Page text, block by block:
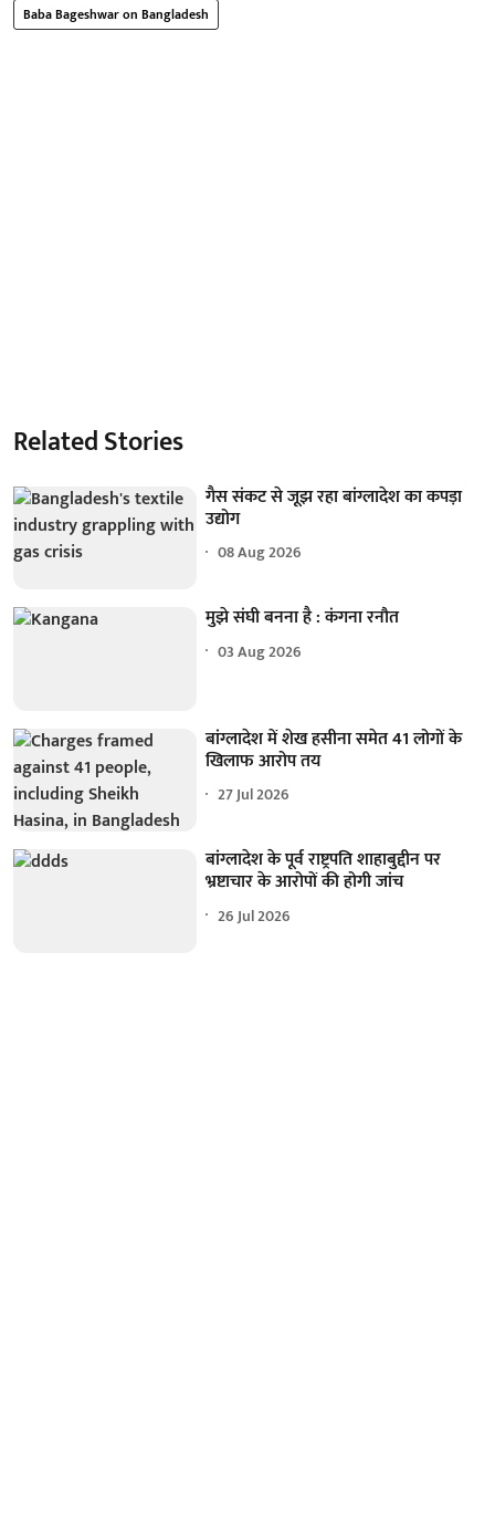
Baba Bageshwar on Bangladesh
Related Stories
गैस संकट से जूझ रहा बांग्लादेश का कपड़ा
उद्योग
08 Aug 2026
मुझे संघी बनना है : कंगना रनौत
03 Aug 2026
बांग्लादेश में शेख हसीना समेत 41 लोगों के
खिलाफ आरोप तय
27 Jul 2026
बांग्लादेश के पूर्व राष्ट्रपति शाहाबुद्दीन पर
भ्रष्टाचार के आरोपों की होगी जांच
26 Jul 2026